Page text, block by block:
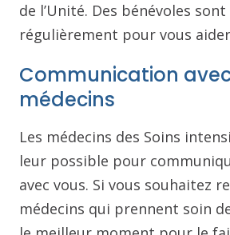
de l’Unité. Des bénévoles
régulièrement pour vous
Communication
médecins
Les médecins des Soins
leur possible pour
avec vous. Si vous souhaitez
médecins qui prennent soin